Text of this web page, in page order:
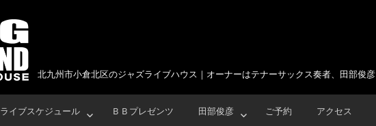
北九州市小倉北区のジャズライブハウス｜オーナーはテナーサックス奏者、田部俊彦
ライブスケジュール ＢＢプレゼンツ 田部俊彦 ご予約 アクセス